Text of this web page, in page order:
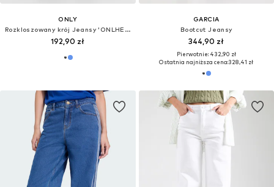
ONLY
Rozkloszowany krój Jeansy 'ONLHELLA'
192,90 zł
GARCIA
Bootcut Jeansy
344,90 zł
Pierwotnie: 432,90 zł
Ostatnia najniższa cena:328,41 zł